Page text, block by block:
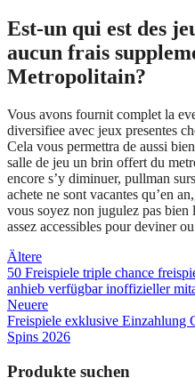
Est-un qui est des
aucun frais
Metropolitain?
Vous avons fournit complet la
diversifiee avec jeux presentes
Cela vous permettra de aussi
salle de jeu un brin offert du
encore s’y diminuer, pullman
achete ne sont vacantes qu’en
vous soyez non jugulez pas bien
assez accessibles pour deviner
Beitragsnavigation
Ältere
50 Freispiele triple chance
anhieb verfügbar inoffizieller
Neuere
Freispiele exklusive Einzahlung
Spins 2026
Produkte suchen